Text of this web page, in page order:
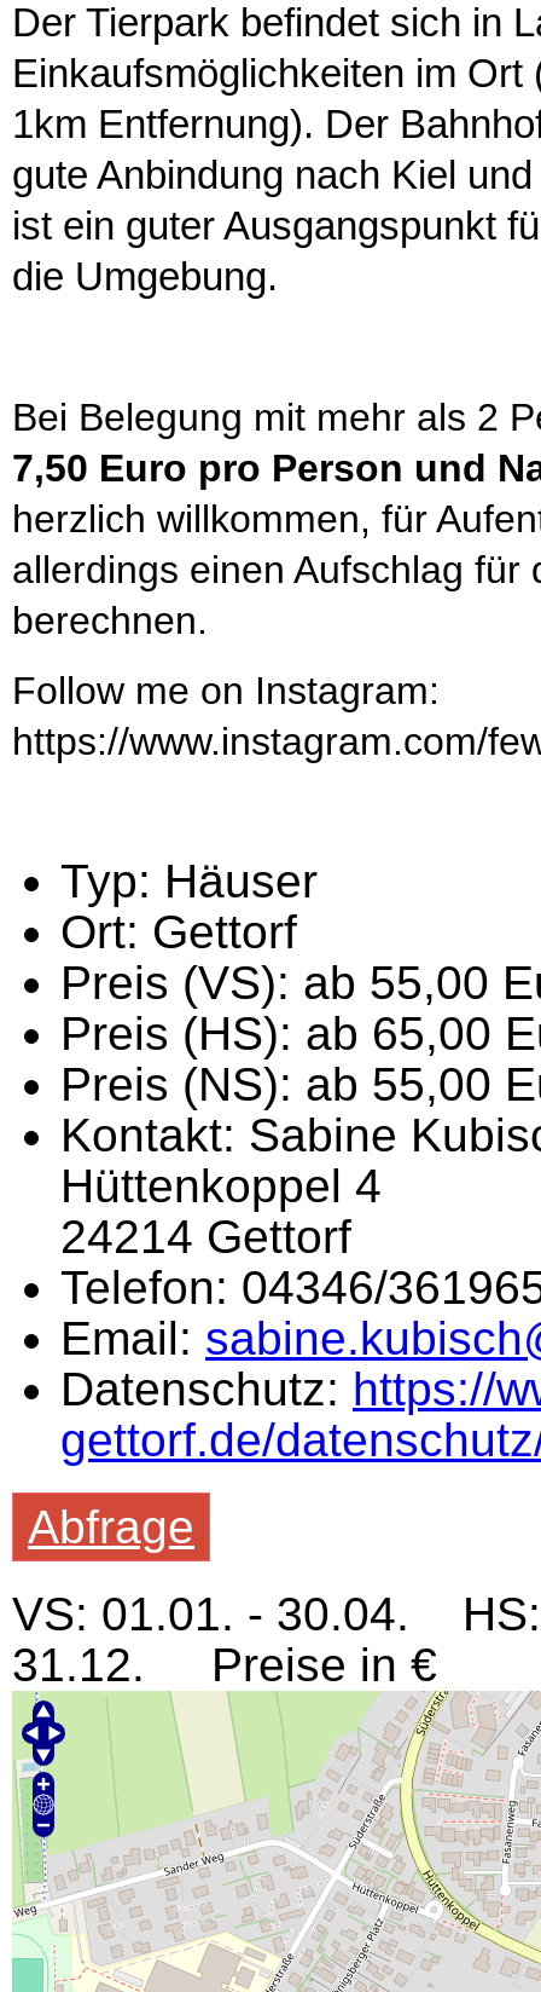
Der Tierpark befindet sich in
Einkaufsmöglichkeiten im
1km Entfernung). Der
gute Anbindung nach Kiel
ist ein guter Ausgangspunkt
die Umgebung.
Bei Belegung mit mehr als 2
7,50 Euro pro Person und
herzlich willkommen, für
allerdings einen Aufschlag
berechnen.
Follow me on Instagram:
https://www.instagram.com/
Typ: Häuser
Ort: Gettorf
Preis (VS): ab 55,00
Preis (HS): ab 65,00
Preis (NS): ab 55,00
Kontakt: Sabine
Hüttenkoppel 4
24214 Gettorf
Telefon: 04346/
Email:
Datenschutz: https://
gettorf.de/
Abfrage
VS: 01.01. - 30.04.
31.12. Preise in €